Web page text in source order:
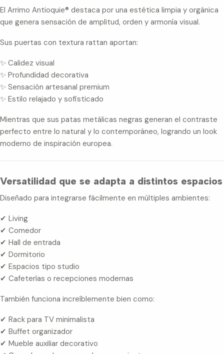
El Arrimo Antioquie® destaca por una estética limpia y orgánica
que genera sensación de amplitud, orden y armonía visual.
Sus puertas con textura rattan aportan:
✨ Calidez visual
✨ Profundidad decorativa
✨ Sensación artesanal premium
✨ Estilo relajado y sofisticado
Mientras que sus patas metálicas negras generan el contraste
perfecto entre lo natural y lo contemporáneo, logrando un look
moderno de inspiración europea.
Versatilidad que se adapta a distintos espacios
Diseñado para integrarse fácilmente en múltiples ambientes:
✔ Living
✔ Comedor
✔ Hall de entrada
✔ Dormitorio
✔ Espacios tipo studio
✔ Cafeterías o recepciones modernas
También funciona increíblemente bien como:
✔ Rack para TV minimalista
✔ Buffet organizador
✔ Mueble auxiliar decorativo